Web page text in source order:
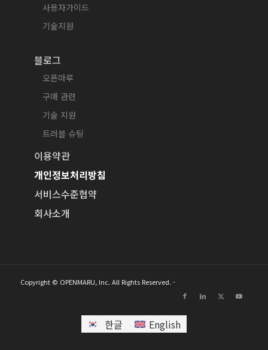
사용자가이드
기술지원
블로그
오픈마루
구매 관련
기술 지원
트러블 슈팅
이용약관
개인정보처리방침
서비스수준협약
회사소개
Copyright © OPENMARU, Inc. All Rights Reserved. -
한글 English